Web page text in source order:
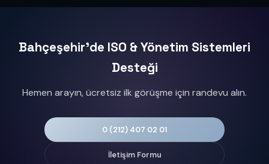
Bahçeşehir'de ISO & Yönetim Sistemleri
Desteği
Hemen arayın, ücretsiz ilk görüşme için randevu alın.
0 (212) 407 02 01
İletişim Formu